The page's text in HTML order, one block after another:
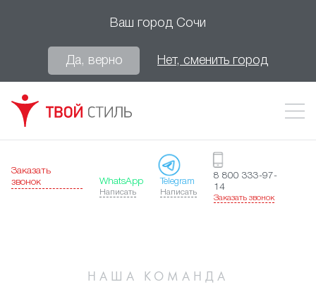
Ваш город Сочи
Да, верно Нет, сменить город
Заказать
звонок
WhatsApp
Написать
Telegram
Написать
8 800 333-97-
14
Заказать звонок
НАША КОМАНДА